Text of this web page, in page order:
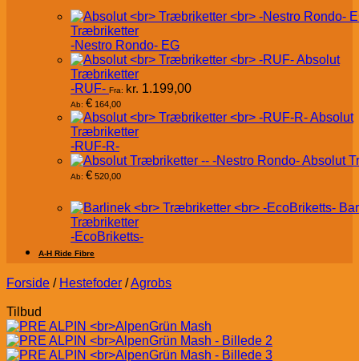
Træbriketter
-Nestro Rondo- EG
Absolut
Træbriketter
-RUF- Fra: kr. 1.199,00
Ab: € 164,00
Absolut
Træbriketter
-RUF-R-
Absolut
Ab: € 520,00
Træbriketter
-EcoBriketts-
A-H Ride Fibre
Forside / Hestefoder /Agrobs
Tilbud